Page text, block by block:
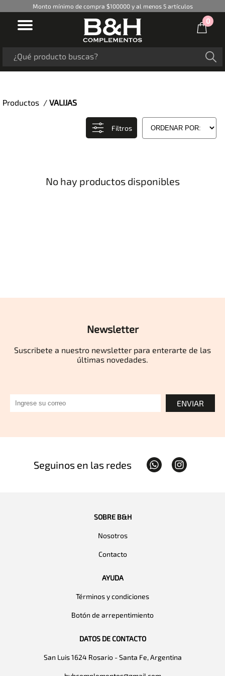
Monto mínimo de compra $100000 y al menos 5 artículos
0
Productos / VALIJAS
Filtros
No hay productos disponibles
Newsletter
Suscribete a nuestro newsletter para enterarte de las
últimas novedades.
ENVIAR
Seguinos en las redes
SOBRE B&H
Nosotros
Contacto
AYUDA
Términos y condiciones
Botón de arrepentimiento
DATOS DE CONTACTO
San Luis 1624 Rosario - Santa Fe, Argentina